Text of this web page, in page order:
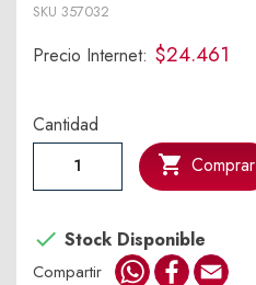
SKU 357032
Precio Internet: $24.461
Cantidad
 Comprar
 Stock Disponible
Compartir WhatsApp
Facebook